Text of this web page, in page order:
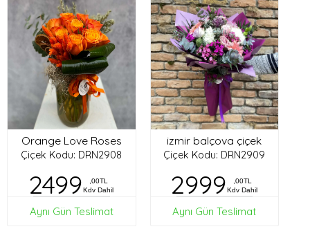
Orange Love Roses
Çiçek Kodu: DRN2908
2499
,00TL
Kdv Dahil
Aynı Gün Teslimat
izmir balçova çiçek
Çiçek Kodu: DRN2909
2999
,00TL
Kdv Dahil
Aynı Gün Teslimat